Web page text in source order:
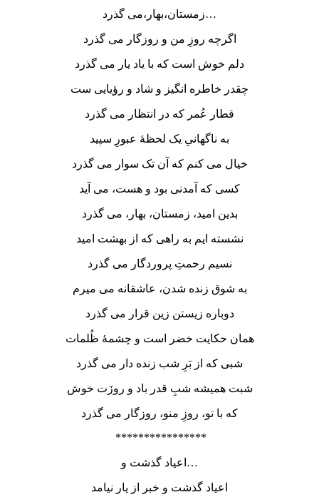
زمستان،بهار،می گذرد…
اگرچه روزِ من و روزگار می گذرد
دلم خوش است که با یاد یار می گذرد
چقدر خاطره انگیز و شاد و رؤیایی ست
قطار عُمر که در انتظار می گذرد
به ناگهانیِ یک لحظۀ عبورِ سپید
خیال می کنم که آن تک سوار می گذرد
کسی که آمدنی بود و هست، می آید
بدین امید، زمستان، بهار، می گذرد
نشسته ایم به راهی که از بهشت امید
نسیم رحمتِ پروردگار می گذرد
به شوق زنده شدن، عاشقانه می میرم
دوباره زیستن زین قرار می گذرد
همان حکایت خضر است و چشمۀ ظُلمات
شبی که از بَرِ شب زنده دار می گذرد
شبت همیشه شبِ قدر باد و روزَت خوش
که با تو، روزِ منو، روزگار می گذرد
****************
اعیاد گذشت و…
اعیاد گذشت و خبر از یار نیامد